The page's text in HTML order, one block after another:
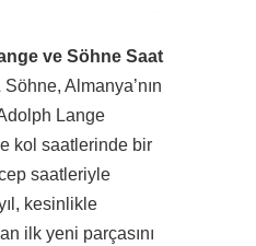
ve Söhne Saat
Almanya’nın
Lange
kol saatlerinde bir
saatleriyle
kesinlikle
ilk yeni parçasını